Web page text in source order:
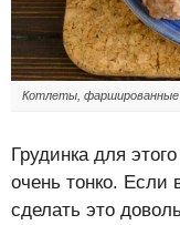
Котлеты, фаршированные
Грудинка для
очень тонко. Если
сделать это